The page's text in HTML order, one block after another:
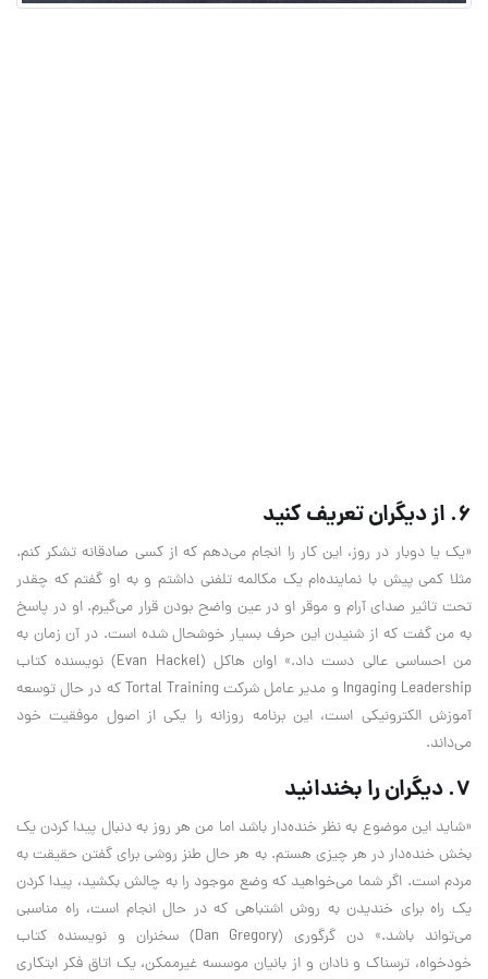
۶. از دیگران تعریف کنید
«یک یا دوبار در روز، این کار را انجام می‌دهم که از کسی صادقانه تشکر کنم.
مثلا کمی پیش با نماینده‌ام یک مکالمه تلفنی داشتم و به او گفتم که چقدر
تحت تاثیر صدای آرام و موقر او در عین واضح بودن قرار می‌گیرم. او در پاسخ
به من گفت که از شنیدن این حرف بسیار خوشحال شده است. در آن زمان به
من احساسی عالی دست داد.» اوان هاکل (Evan Hackel) نویسنده کتاب
Ingaging Leadership و مدیر عامل شرکت Tortal Training که در حال توسعه
آموزش الکترونیکی است، این برنامه روزانه را یکی از اصول موفقیت خود
می‌داند.
۷. دیگران را بخندانید
«شاید این موضوع به نظر خنده‌دار باشد اما من هر روز به دنبال پیدا کردن یک
بخش خنده‌دار در هر‌ چیزی هستم. به ‌هر حال طنز روشی برای گفتن حقیقت به
مردم است. اگر شما می‌خواهید که وضع موجود را به چالش بکشید، پیدا کردن
یک راه برای خندیدن به روش اشتباهی که در حال انجام است، راه مناسبی
می‌تواند باشد.» دن گرگوری (Dan Gregory) سخنران و نویسنده کتاب
خودخواه، ترسناک و نادان و از بانیان موسسه غیرممکن، یک اتاق فکر ابتکاری